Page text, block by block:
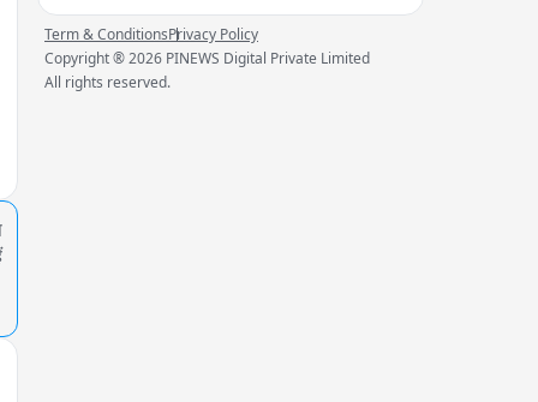
Term & ConditionsPrivacy Policy
Copyright ®2026 PINEWS Digital Private Limited
All rights reserved.